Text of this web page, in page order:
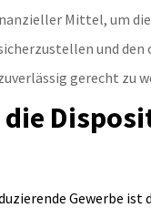
Mittel, um
und den
gerecht zu
Gewerbe ist